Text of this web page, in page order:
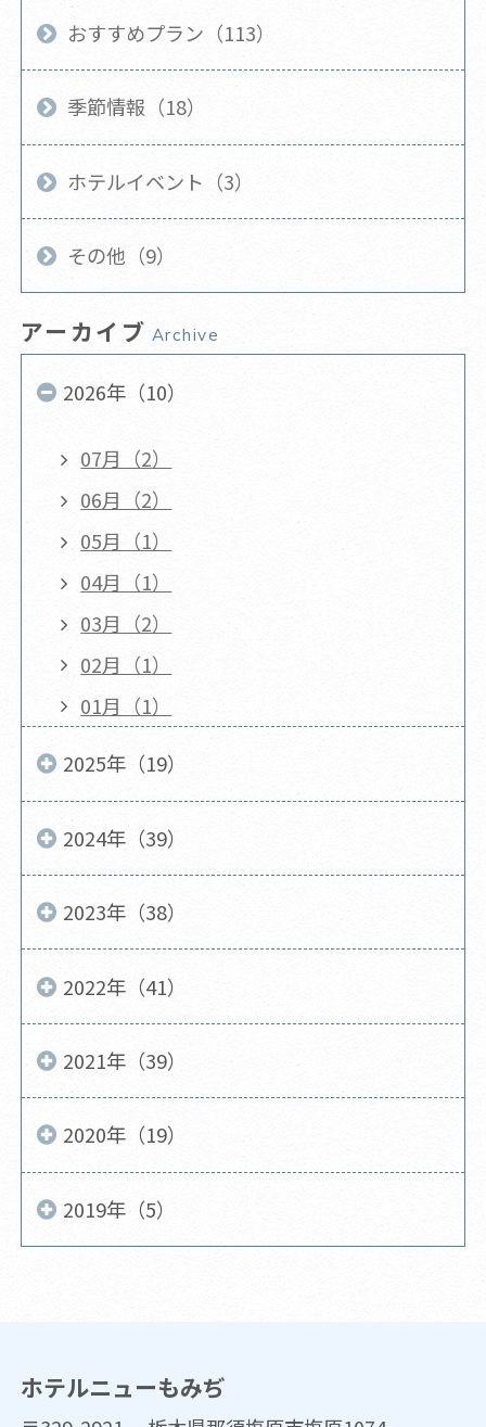
おすすめプラン（113）
季節情報（18）
ホテルイベント（3）
その他（9）
アーカイブ Archive
2026年（10）
07月（2）
06月（2）
05月（1）
04月（1）
03月（2）
02月（1）
01月（1）
2025年（19）
2024年（39）
2023年（38）
2022年（41）
2021年（39）
2020年（19）
2019年（5）
ホテルニューもみぢ